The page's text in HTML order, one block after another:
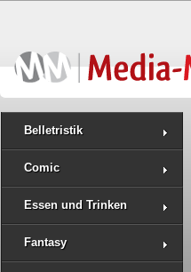
Belletristik
Comic
Essen und Trinken
Fantasy